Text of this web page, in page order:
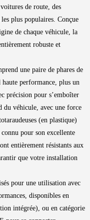
de route, des
plus populaires. Conçue
de chaque véhicule, la
robuste et
une paire de phares de
performance, plus un
précision pour s’emboîter
du véhicule, avec une force
(en plastique)
pour son excellente
entièrement résistants aux
que votre installation
pour une utilisation avec
disponibles en
intégrée), ou en catégorie